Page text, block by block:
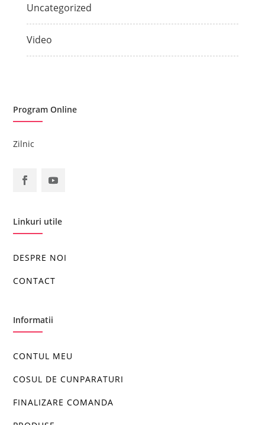
Uncategorized
Video
Program Online
Zilnic
Linkuri utile
DESPRE NOI
CONTACT
Informatii
CONTUL MEU
COSUL DE CUNPARATURI
FINALIZARE COMANDA